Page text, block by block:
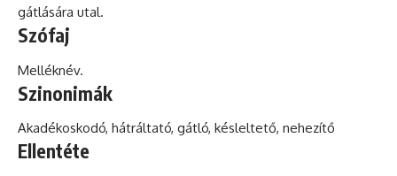
gátlására utal.
Szófaj
Melléknév.
Szinonimák
Akadékoskodó, hátráltató, gátló, késleltető, nehezítő
Ellentéte